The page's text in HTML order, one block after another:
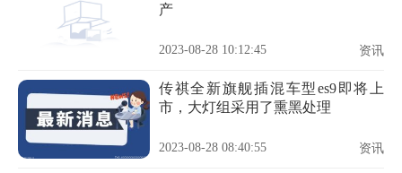
产
2023-08-28 10:12:45 资讯
传祺全新旗舰插混车型es9即将上
市，大灯组采用了熏黑处理
2023-08-28 08:40:55 资讯